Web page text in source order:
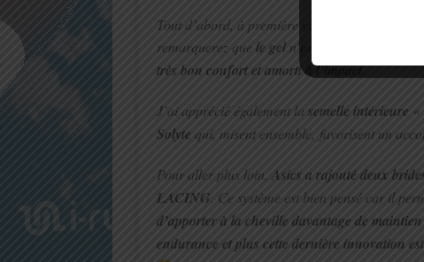
Tout d’abord, à première vue, quand on parle
remarquerez quele gel n’est pas visible mais
très bon confort et amorti à l’impact.
J’ai apprécié également la semelle intérieure «
Solyte qui, misent ensemble, favorisent un
Pour aller plus loin, Asics a rajouté deux
LACING. Ce système est bien pensé car il
d’apporter à la cheville davantage de
endurance et plus cette dernière innovation